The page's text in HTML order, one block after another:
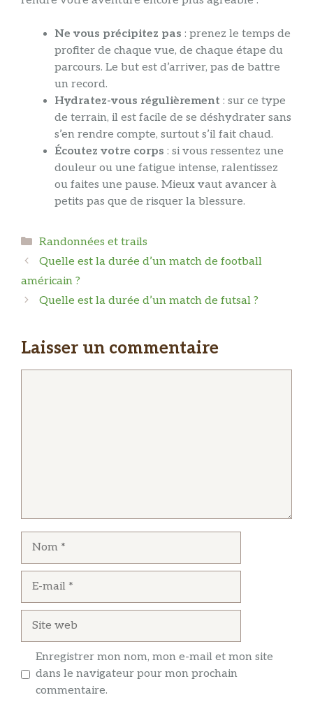
Ne vous précipitez pas : prenez le temps de
profiter de chaque vue, de chaque étape du
parcours. Le but est d’arriver, pas de battre
un record.
Hydratez-vous régulièrement : sur ce type
de terrain, il est facile de se déshydrater sans
s’en rendre compte, surtout s’il fait chaud.
Écoutez votre corps : si vous ressentez une
douleur ou une fatigue intense, ralentissez
ou faites une pause. Mieux vaut avancer à
petits pas que de risquer la blessure.
Catégories
Randonnées et trails
Quelle est la durée d’un match de football
américain ?
Quelle est la durée d’un match de futsal ?
Laisser un commentaire
Enregistrer mon nom, mon e-mail et mon site
dans le navigateur pour mon prochain
commentaire.